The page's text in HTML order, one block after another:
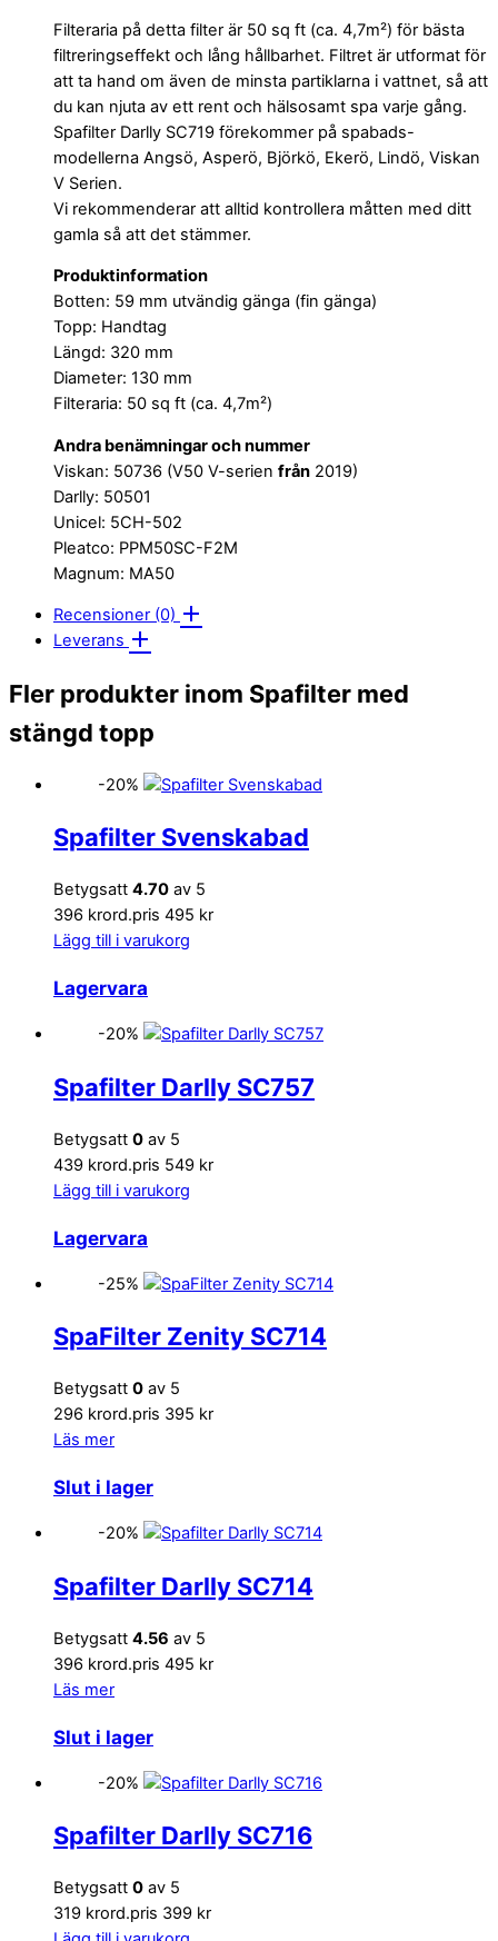
Filteraria på detta filter är 50 sq ft (ca. 4,7m²) för bästa
filtreringseffekt och lång hållbarhet. Filtret är utformat för
att ta hand om även de minsta partiklarna i vattnet, så att
du kan njuta av ett rent och hälsosamt spa varje gång.
Spafilter Darlly SC719 förekommer på spabads-
modellerna Angsö, Asperö, Björkö, Ekerö, Lindö, Viskan
V Serien.
Vi rekommenderar att alltid kontrollera måtten med ditt
gamla så att det stämmer.
Produktinformation
Botten: 59 mm utvändig gänga (fin gänga)
Topp: Handtag
Längd: 320 mm
Diameter: 130 mm
Filteraria: 50 sq ft (ca. 4,7m²)
Andra benämningar och nummer
Viskan: 50736 (V50 V-serien från 2019)
Darlly: 50501
Unicel: 5CH-502
Pleatco: PPM50SC-F2M
Magnum: MA50
Recensioner (0)
Leverans
Fler produkter inom Spafilter med
stängd topp
-20%
Spafilter Svenskabad
Betygsatt 4.70 av 5
396 krord.pris 495 kr
Lägg till i varukorg
Lagervara
-20%
Spafilter Darlly SC757
Betygsatt 0 av 5
439 krord.pris 549 kr
Lägg till i varukorg
Lagervara
-25%
SpaFilter Zenity SC714
Betygsatt 0 av 5
296 krord.pris 395 kr
Läs mer
Slut i lager
-20%
Spafilter Darlly SC714
Betygsatt 4.56 av 5
396 krord.pris 495 kr
Läs mer
Slut i lager
-20%
Spafilter Darlly SC716
Betygsatt 0 av 5
319 krord.pris 399 kr